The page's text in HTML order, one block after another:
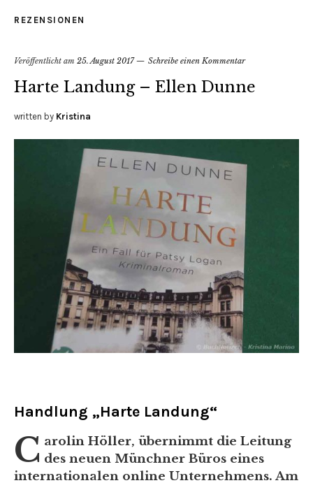
REZENSIONEN
Veröffentlicht am 25. August 2017 Schreibe einen Kommentar
Harte Landung – Ellen Dunne
written by Kristina
Handlung „Harte Landung“
C arolin Höller, übernimmt die Leitung
des neuen Münchner Büros eines
internationalen online Unternehmens. Am